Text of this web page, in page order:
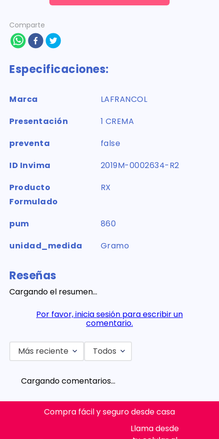
Comparte
Especificaciones:
Marca
LAFRANCOL
Presentación
1 CREMA
preventa
false
ID Invima
2019M-0002634-R2
Producto
Formulado
RX
pum
860
unidad_medida
Gramo
Reseñas
Cargando el resumen…
Por favor, inicia sesión para escribir un
comentario.
Más reciente Todos
Cargando comentarios…
Compra fácil y seguro desde casa
Llama desde